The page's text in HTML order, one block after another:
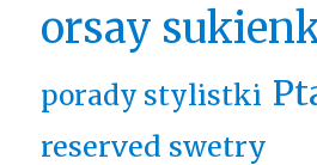
orsay
porady stylistki
reserved swetry